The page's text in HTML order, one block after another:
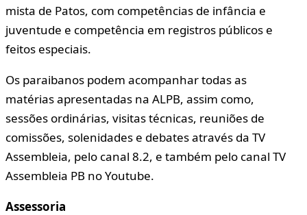
mista de Patos, com competências de infância e
juventude e competência em registros públicos e
feitos especiais.
Os paraibanos podem acompanhar todas as
matérias apresentadas na ALPB, assim como,
sessões ordinárias, visitas técnicas, reuniões de
comissões, solenidades e debates através da TV
Assembleia, pelo canal 8.2, e também pelo canal TV
Assembleia PB no Youtube.
Assessoria